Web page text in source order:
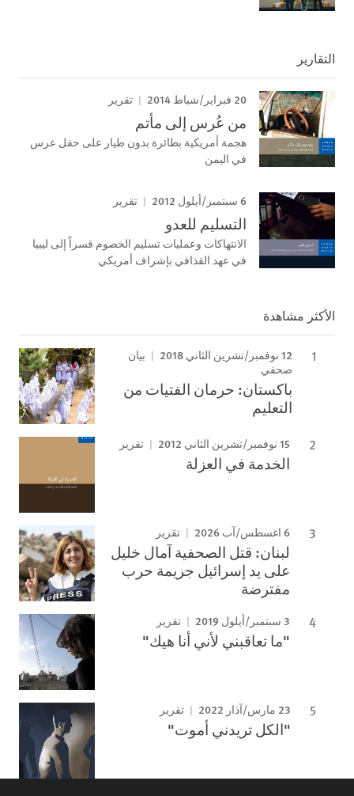
التقارير
20 فبراير/شباط 2014 تقرير
من عُرس إلى مأتم
هجمة أمريكية بطائرة بدون طيار على حفل عرس
في اليمن
6 سبتمبر/أيلول 2012 تقرير
التسليم للعدو
الانتهاكات وعمليات تسليم الخصوم قسراً إلى ليبيا
في عهد القذافي بإشراف أمريكي
الأكثر مشاهدة
12 نوفمبر/تشرين الثاني 2018
بيان
صحفي
باكستان: حرمان الفتيات من
التعليم
15 نوفمبر/تشرين الثاني 2012 تقرير
الخدمة في العزلة
6 اغسطس/آب 2026 تقرير
لبنان: قتل الصحفية آمال خليل
على يد إسرائيل جريمة حرب
مفترضة
3 سبتمبر/أيلول 2019 تقرير
"ما تعاقبني لأني أنا هيك"
23 مارس/آذار 2022 تقرير
"الكل تريدني أموت"